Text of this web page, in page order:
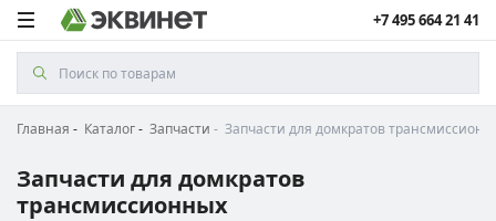
+7 495 664 21 41
Главная Каталог Запчасти Запчасти для домкратов
Запчасти для домкратов
трансмиссионных